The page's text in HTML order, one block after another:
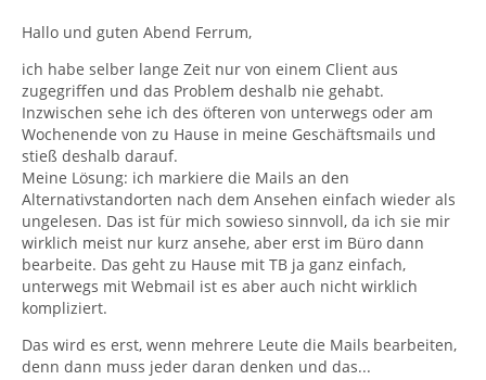
Hallo und guten Abend Ferrum,
ich habe selber lange Zeit nur von einem Client aus
zugegriffen und das Problem deshalb nie gehabt.
Inzwischen sehe ich des öfteren von unterwegs oder am
Wochenende von zu Hause in meine Geschäftsmails und
stieß deshalb darauf.
Meine Lösung: ich markiere die Mails an den
Alternativstandorten nach dem Ansehen einfach wieder als
ungelesen. Das ist für mich sowieso sinnvoll, da ich sie mir
wirklich meist nur kurz ansehe, aber erst im Büro dann
bearbeite. Das geht zu Hause mit TB ja ganz einfach,
unterwegs mit Webmail ist es aber auch nicht wirklich
kompliziert.
Das wird es erst, wenn mehrere Leute die Mails bearbeiten,
denn dann muss jeder daran denken und das...